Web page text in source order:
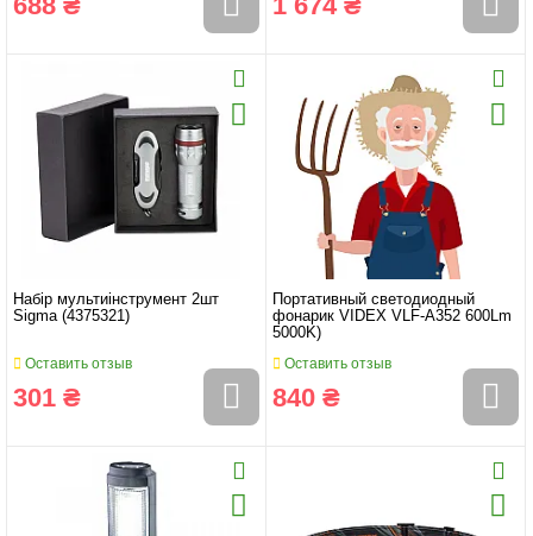
Набір мультиінструмент 2шт
Sigma (4375321)
Оставить отзыв
301 ₴
Портативный светодиодный
фонарик VIDEX VLF-А352 600Lm
5000K)
Оставить отзыв
840 ₴